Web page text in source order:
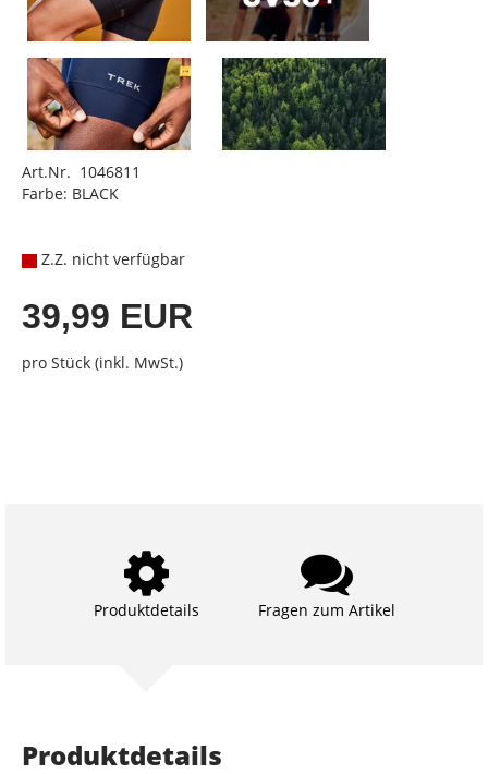
Art.Nr. 1046811
Farbe: BLACK
Z.Z. nicht verfügbar
39,99 EUR
pro Stück (inkl. MwSt.)
Produktdetails Fragen zum Artikel
Produktdetails